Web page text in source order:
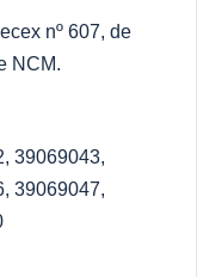
nº 607, de
NCM.
39069043,
39069047,